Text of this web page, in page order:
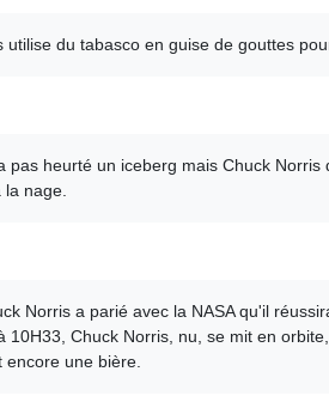
utilise du tabasco en guise de gouttes
pas heurté un iceberg mais Chuck
nage.
Norris a parié avec la NASA qu'il
10H33, Chuck Norris, nu, se mit en
encore une bière.